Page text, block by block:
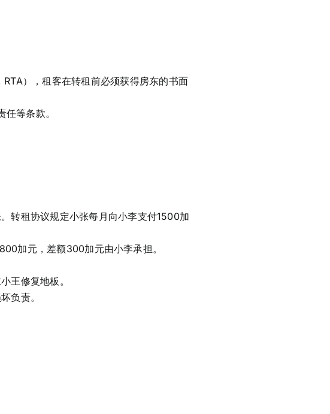
），租客在转租前必须获得房东的书面
等条款。
转租协议规定小张每月向小李支付1500加
加元，差额300加元由小李承担。
王修复地板。
负责。